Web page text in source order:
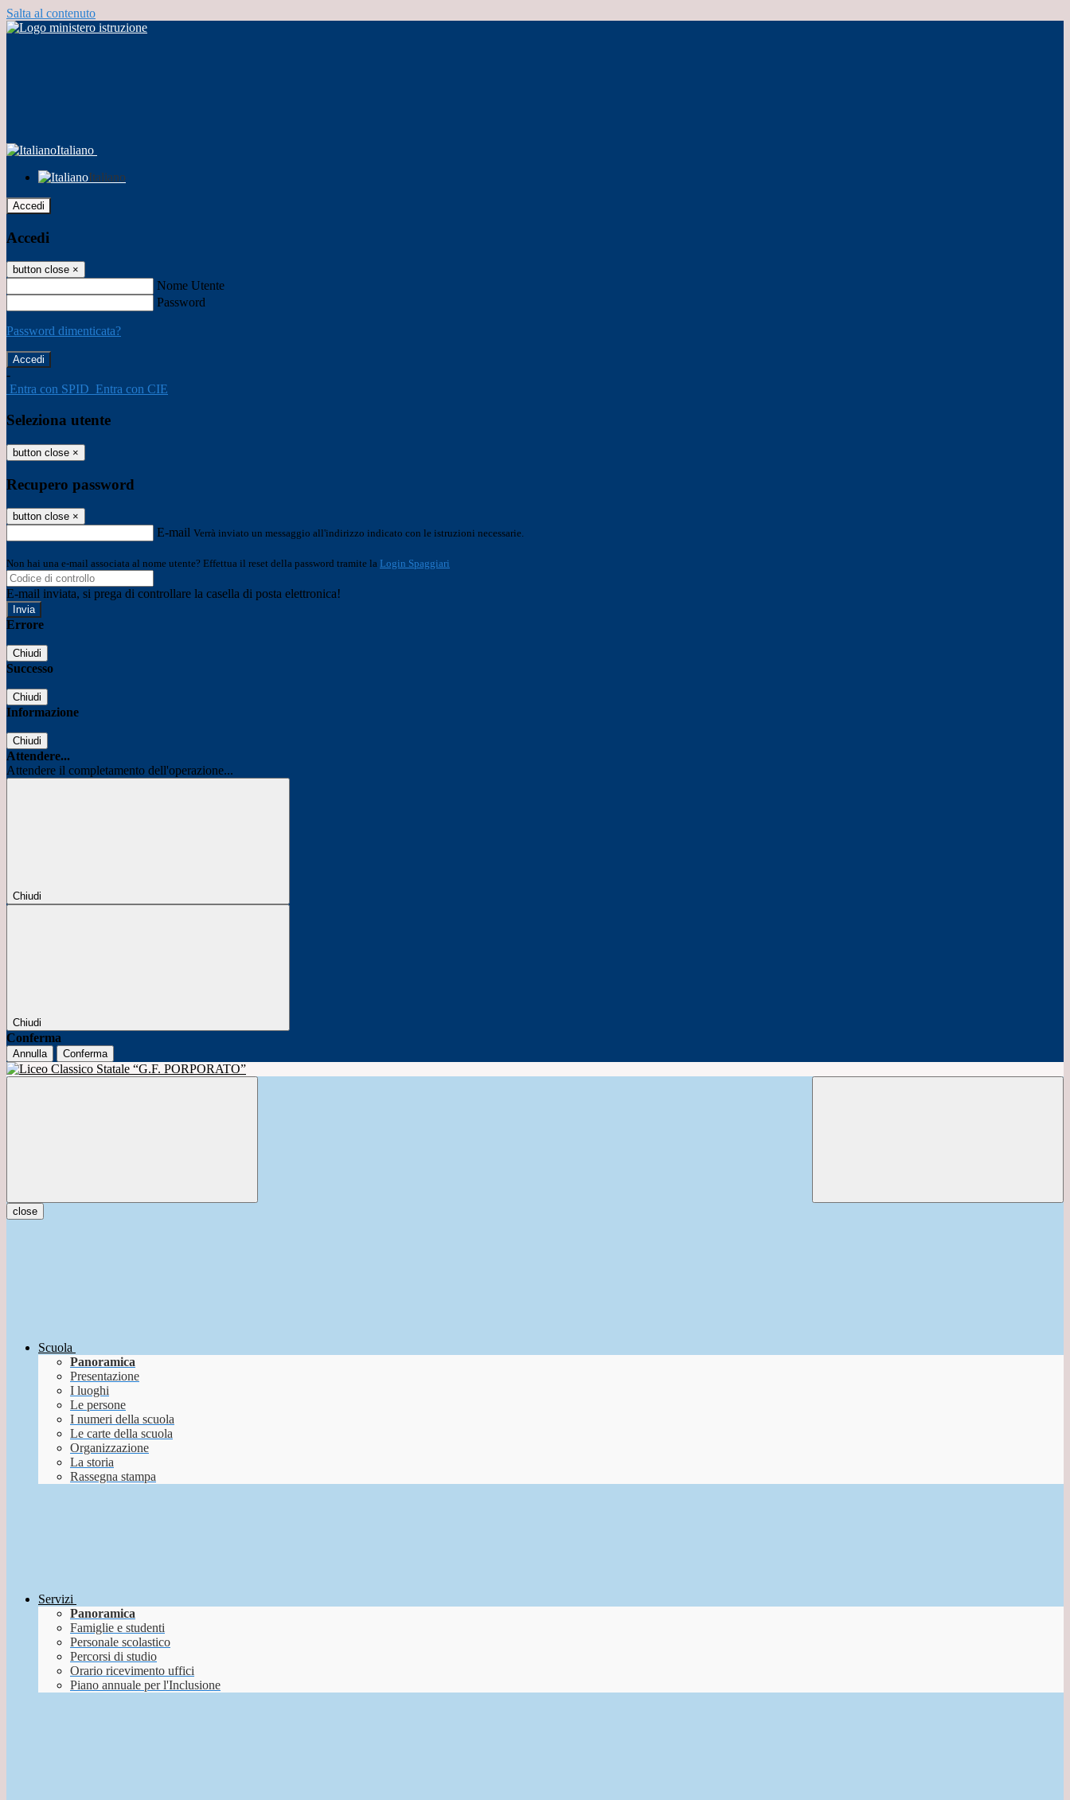
Salta al contenuto
Italiano
Italiano
Accedi
Accedi
button close ×
Nome Utente
Password
Password dimenticata?
-
Entra con SPID Entra con CIE
Seleziona utente
button close ×
Recupero password
button close ×
E-mail Verrà inviato un messaggio all'indirizzo indicato con le istruzioni necessarie.
Non hai una e-mail associata al nome utente? Effettua il reset della password tramite la Login Spaggiari
E-mail inviata, si prega di controllare la casella di posta elettronica!
Errore
Chiudi
Successo
Chiudi
Informazione
Chiudi
Attendere...
Attendere il completamento dell'operazione...
Chiudi
Chiudi
Conferma
Annulla Conferma
close
Scuola
Panoramica
Presentazione
I luoghi
Le persone
I numeri della scuola
Le carte della scuola
Organizzazione
La storia
Rassegna stampa
Servizi
Panoramica
Famiglie e studenti
Personale scolastico
Percorsi di studio
Orario ricevimento uffici
Piano annuale per l'Inclusione